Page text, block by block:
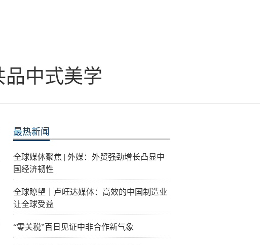
中式美学
最热新闻
全球媒体聚焦 | 外媒：外贸强劲增长凸显中
国经济韧性
全球瞭望｜卢旺达媒体：高效的中国制造业
让全球受益
“零关税”百日见证中非合作新气象